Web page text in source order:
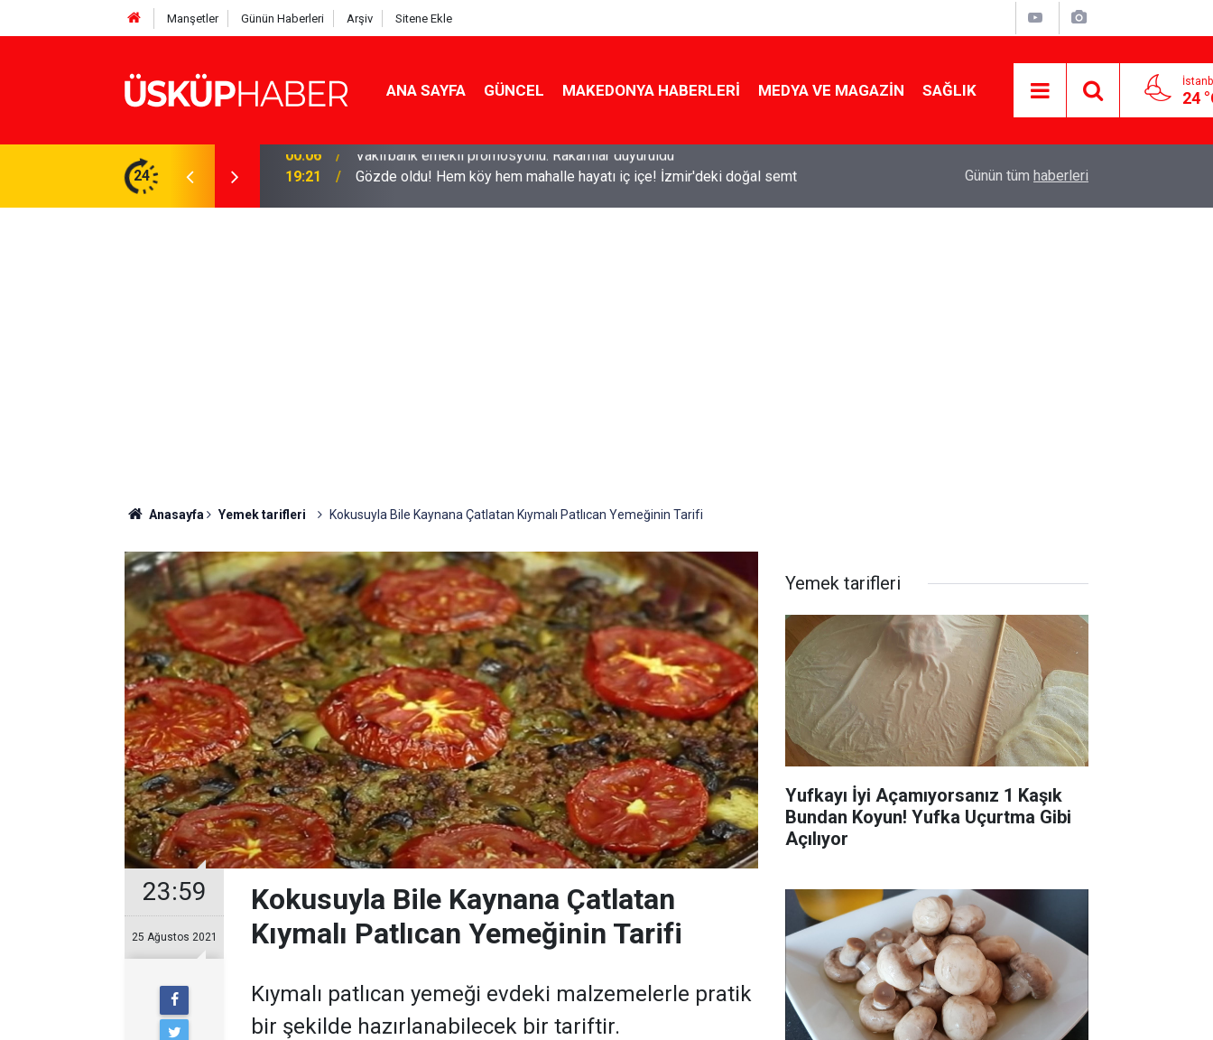
Manşetler Günün Haberleri Arşiv Sitene Ekle
ANA SAYFA GÜNCEL MAKEDONYA HABERLERI MEDYA VE MAGAZIN SAĞLIK 24
24 19:21 Gözde oldu! Hem köy hem mahalle hayatı iç içe! İzmir'deki doğal semt
yapmanın sırrı
Günün tüm haberleri
Anasayfa Yemek tarifleri Kokusuyla Bile Kaynana Çatlatan Kıymalı Patlıcan Yemeğinin Tarifi
23:59
25 Ağustos 2021
Kokusuyla Bile Kaynana Çatlatan
Kıymalı Patlıcan Yemeğinin Tarifi
Kıymalı patlıcan yemeği evdeki malzemelerle pratik
bir şekilde hazırlanabilecek bir tariftir.
Yemek tarifleri
Yufkayı İyi Açamıyorsanız 1 Kaşık
Bundan Koyun! Yufka Uçurtma Gibi
Açılıyor